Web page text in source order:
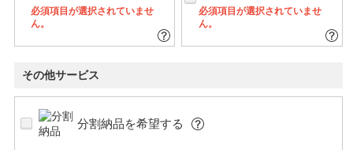
必須項目が選択されていませ
ん。
必須項目が選択されていませ
ん。
その他サービス
分割納品を希望する